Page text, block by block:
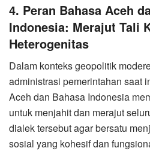
​4. Peran Bahasa Aceh
Indonesia: Merajut Tali
Heterogenitas
​Dalam konteks geopolitik
administrasi pemerintahan saat
Aceh dan Bahasa Indonesia
untuk menjahit dan merajut
dialek tersebut agar bersatu
sosial yang kohesif dan